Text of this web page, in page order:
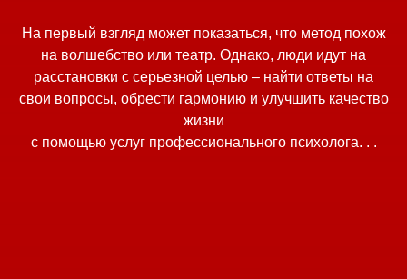
На первый взгляд может показаться, что метод похож
на волшебство или театр. Однако, люди идут на
расстановки с серьезной целью – найти ответы на
свои вопросы, обрести гармонию и улучшить качество
жизни
с помощью услуг профессионального психолога. . .